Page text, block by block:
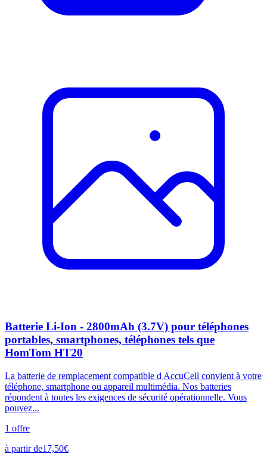
Batterie Li-Ion - 2800mAh (3.7V) pour téléphones
portables, smartphones, téléphones tels que
HomTom HT20
La batterie de remplacement compatible d AccuCell convient à votre
téléphone, smartphone ou appareil multimédia. Nos batteries
répondent à toutes les exigences de sécurité opérationnelle. Vous
pouvez...
1 offre
à partir de17,50€